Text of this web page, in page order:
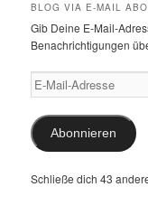
BLOG VIA E-MAIL
Gib Deine E-Mail-
Benachrichtigungen
E-
Mail-
Adresse
Abonnieren
Schließe dich 43